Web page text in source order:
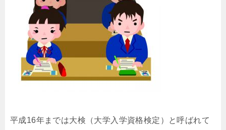
平成16年までは大検（大学入学資格検定）と呼ばれて